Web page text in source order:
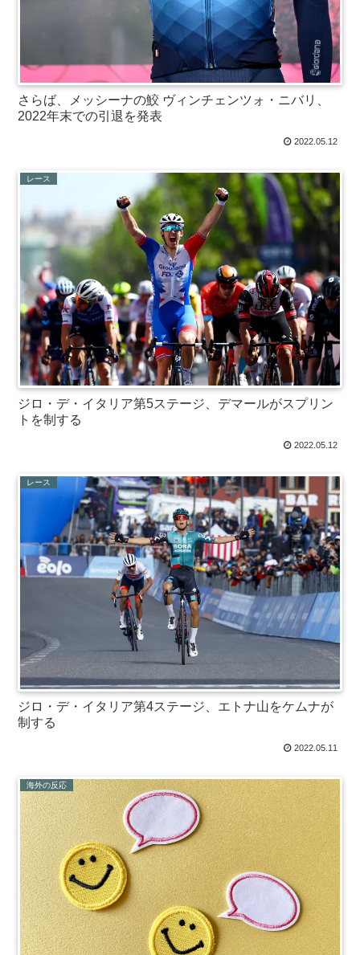
さらば、メッシーナの鮫 ヴィンチェンツォ・ニバリ、
2022年末での引退を発表
2022.05.12
レース
ジロ・デ・イタリア第5ステージ、デマールがスプリン
トを制する
2022.05.12
レース
ジロ・デ・イタリア第4ステージ、エトナ山をケムナが
制する
2022.05.11
海外の反応